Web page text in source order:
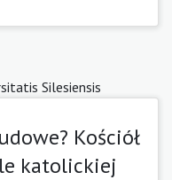
Silesiensis
Kościół
katolickiej